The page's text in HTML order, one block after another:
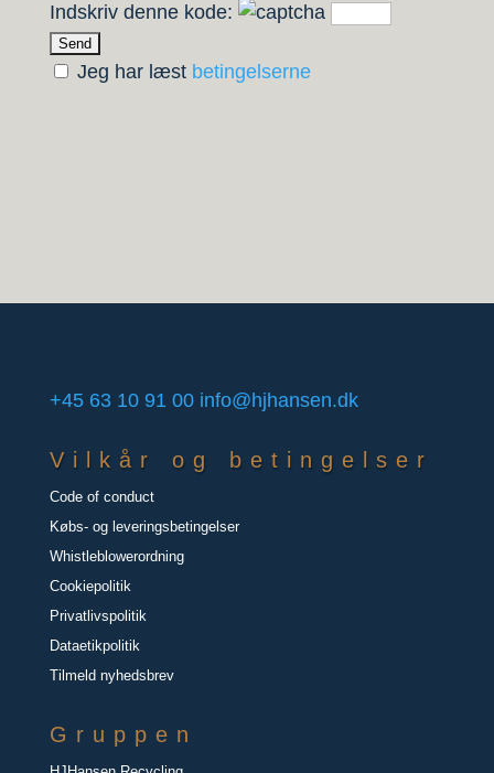
Indskriv denne kode:
Jeg har læst betingelserne
+45 63 10 91 00 info@hjhansen.dk
Vilkår og betingelser
Code of conduct
Købs- og leveringsbetingelser
Whistleblowerordning
Cookiepolitik
Privatlivspolitik
Dataetikpolitik
Tilmeld nyhedsbrev
Gruppen